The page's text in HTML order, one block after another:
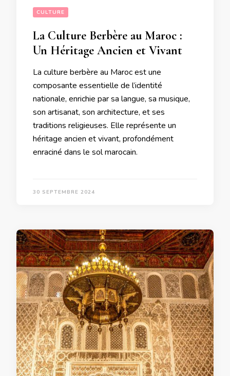
CULTURE
La Culture Berbère au Maroc :
Un Héritage Ancien et Vivant
La culture berbère au Maroc est une
composante essentielle de l’identité
nationale, enrichie par sa langue, sa musique,
son artisanat, son architecture, et ses
traditions religieuses. Elle représente un
héritage ancien et vivant, profondément
enraciné dans le sol marocain.
30 SEPTEMBRE 2024